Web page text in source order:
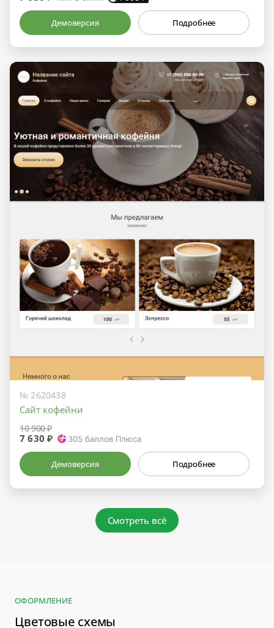
Демоверсия Подробнее
№ 2620438
Сайт кофейни
10 900 ₽
7 630 ₽ 305 баллов Плюса
Демоверсия Подробнее
Смотреть всё
ОФОРМЛЕНИЕ
Цветовые схемы